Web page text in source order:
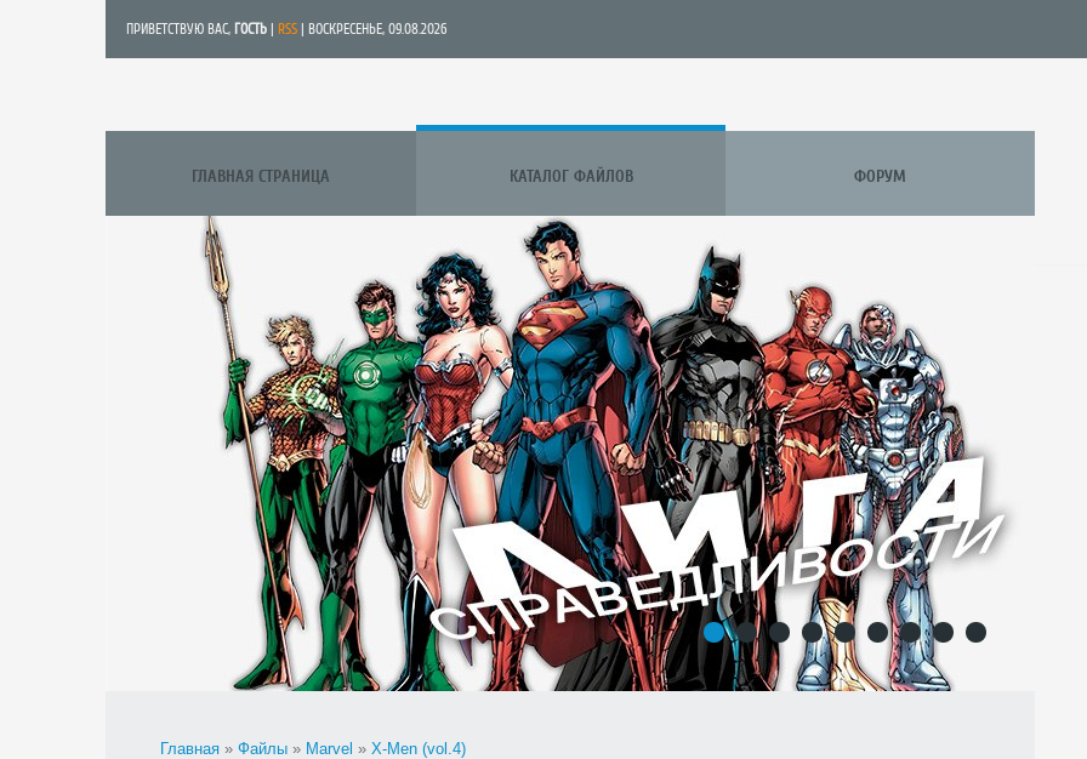
ПРИВЕТСТВУЮ ВАС, ГОСТЬ RSS | ВОСКРЕСЕНЬЕ, 09.08.2026
ГЛАВНАЯ СТРАНИЦА КАТАЛОГ ФАЙЛОВ ФОРУМ
1
2 4 6 7
Главная » Файлы » Marvel » X-Men (vol.4)